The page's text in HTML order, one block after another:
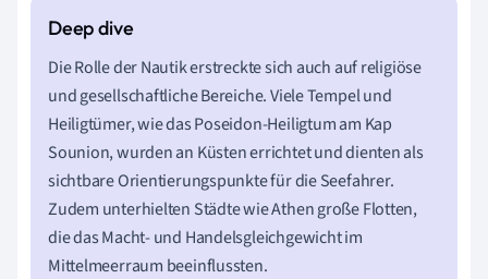
Die Rolle der Nautik erstreckte sich auch auf religiöse
und gesellschaftliche Bereiche. Viele Tempel und
Heiligtümer, wie das Poseidon-Heiligtum am Kap
Sounion, wurden an Küsten errichtet und dienten als
sichtbare Orientierungspunkte für die Seefahrer.
Zudem unterhielten Städte wie Athen große Flotten,
die das Macht- und Handelsgleichgewicht im
Mittelmeerraum beeinflussten.